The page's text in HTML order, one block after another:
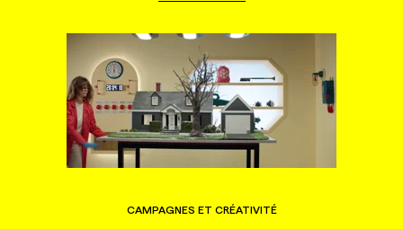
CAMPAGNES ET CRÉATIVITÉ